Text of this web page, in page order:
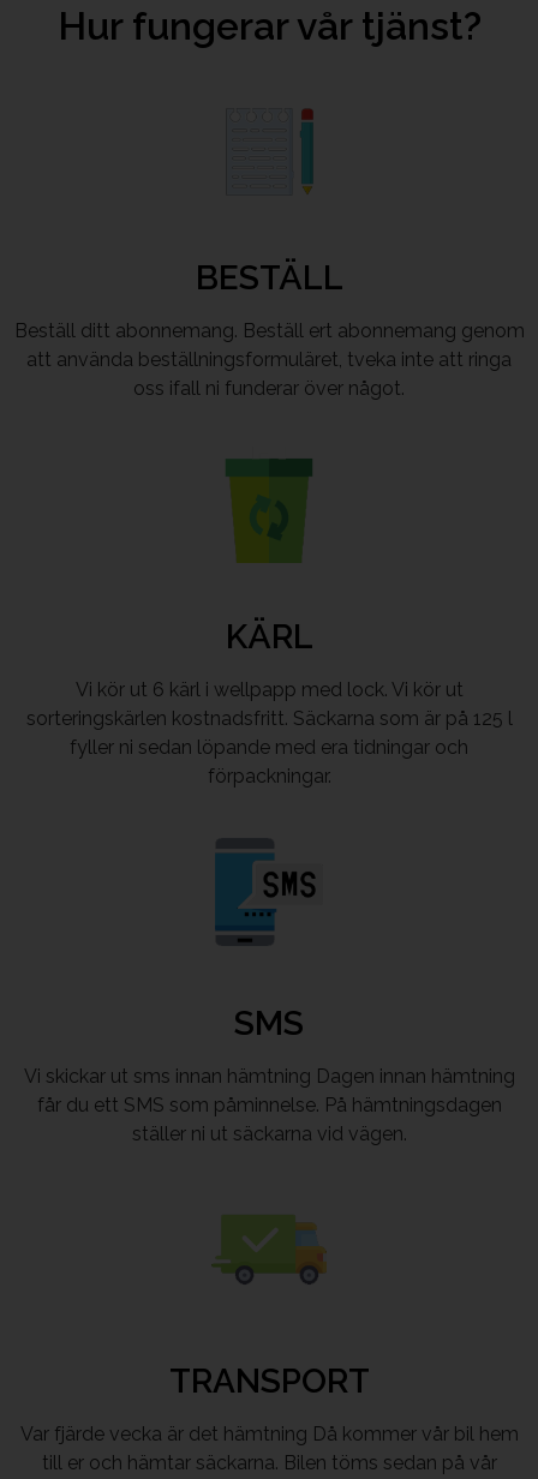
Hur fungerar vår tjänst?
BESTÄLL
Beställ ditt abonnemang. Beställ ert abonnemang genom
att använda beställningsformuläret, tveka inte att ringa
oss ifall ni funderar över något.
KÄRL
Vi kör ut 6 kärl i wellpapp med lock. Vi kör ut
sorteringskärlen kostnadsfritt. Säckarna som är på 125 l
fyller ni sedan löpande med era tidningar och
förpackningar.
SMS
Vi skickar ut sms innan hämtning Dagen innan hämtning
får du ett SMS som påminnelse. På hämtningsdagen
ställer ni ut säckarna vid vägen.
TRANSPORT
Var fjärde vecka är det hämtning Då kommer vår bil hem
till er och hämtar säckarna. Bilen töms sedan på vår